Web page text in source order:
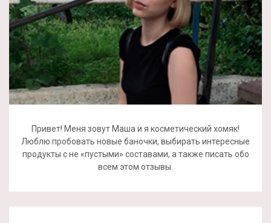
Привет! Меня зовут Маша и я косметический хомяк!
Люблю пробовать новые баночки, выбирать интересные
продукты с не «пустыми» составами, а также писать обо
всем этом отзывы.